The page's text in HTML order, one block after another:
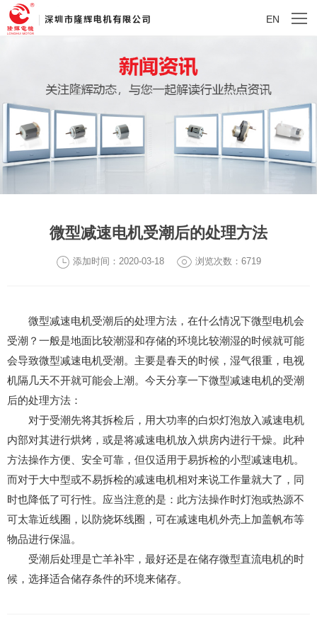
EN
微型减速电机受潮后的处理方法
添加时间：2020-03-18 浏览次数：6719
微型减速电机受潮后的处理方法，在什么情况下微型电机会
受潮？一般是地面比较潮湿和存储的环境比较潮湿的时候就可能
会导致微型减速电机受潮。主要是春天的时候，湿气很重，电视
机隔几天不开就可能会上潮。今天分享一下微型减速电机的受潮
后的处理方法：
对于受潮先将其拆检后，用大功率的白炽灯泡放入减速电机
内部对其进行烘烤，或是将减速电机放入烘房内进行干燥。此种
方法操作方便、安全可靠，但仅适用于易拆检的小型减速电机。
而对于大中型或不易拆检的减速电机相对来说工作量就大了，同
时也降低了可行性。应当注意的是：此方法操作时灯泡或热源不
可太靠近线圈，以防烧坏线圈，可在减速电机外壳上加盖帆布等
物品进行保温。
受潮后处理是亡羊补牢，最好还是在储存微型直流电机的时
候，选择适合储存条件的环境来储存。